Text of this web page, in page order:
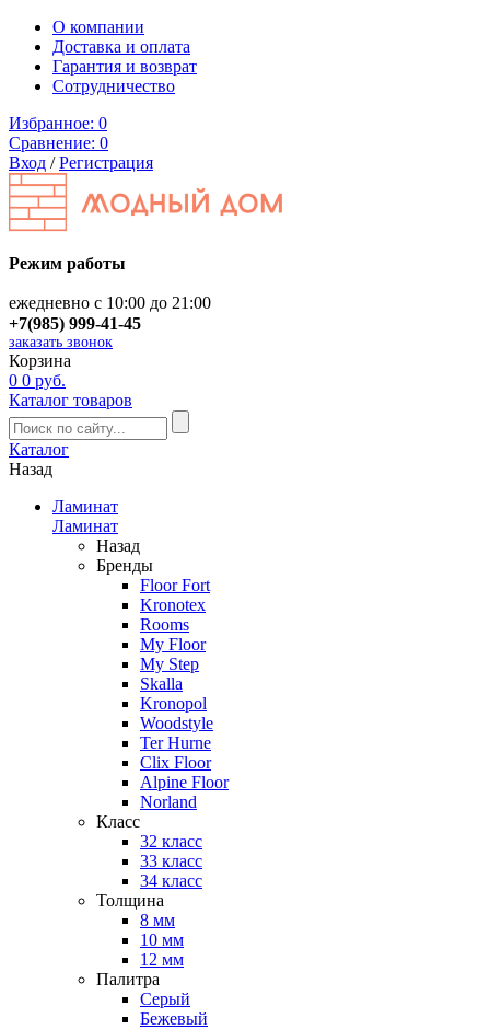
О компании
Доставка и оплата
Гарантия и возврат
Сотрудничество
Избранное: 0
Сравнение: 0
Вход /Регистрация
Режим работы
ежедневно с 10:00 до 21:00
+7(985) 999-41-45
заказать звонок
Корзина
0 0 руб.
Каталог товаров
Каталог
Назад
Ламинат
Ламинат
Назад
Бренды
Floor Fort
Kronotex
Rooms
My Floor
My Step
Skalla
Kronopol
Woodstyle
Ter Hurne
Clix Floor
Alpine Floor
Norland
Класс
32 класс
33 класс
34 класс
Толщина
8 мм
10 мм
12 мм
Палитра
Серый
Бежевый